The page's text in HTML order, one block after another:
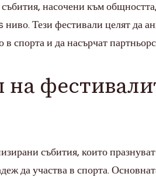
насочени към
Тези фестивали целят да
спорта и да насърчат
на
събития, които
да участва в спорта.